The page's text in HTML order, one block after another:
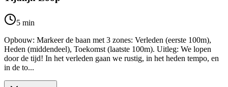
5 min
Opbouw: Markeer de baan met 3 zones: Verleden (eerste 100m),
Heden (middendeel), Toekomst (laatste 100m). Uitleg: We lopen
door de tijd! In het verleden gaan we rustig, in het heden tempo, en
in de to...